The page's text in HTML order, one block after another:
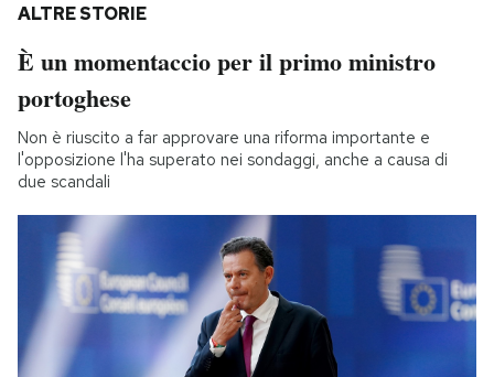
ALTRE STORIE
È un momentaccio per il primo ministro
portoghese
Non è riuscito a far approvare una riforma importante e
l'opposizione l'ha superato nei sondaggi, anche a causa di
due scandali